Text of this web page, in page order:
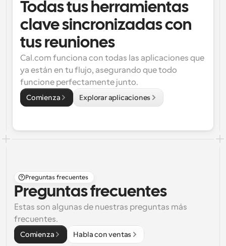
Todas tus herramientas
clave sincronizadas con
tus reuniones
Cal.com funciona con todas las aplicaciones que
ya están en tu flujo, asegurando que todo
funcione perfectamente junto.
Comienza Explorar aplicaciones
Preguntas frecuentes
Preguntas frecuentes
Estas son algunas de nuestras preguntas más
frecuentes.
Comienza Habla con ventas